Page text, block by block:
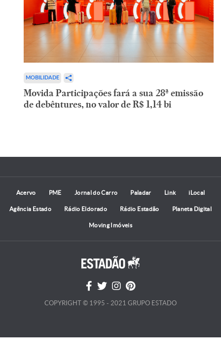
MOBILIDADE
Movida Participações fará a sua 28ª emissão
de debêntures, no valor de R$ 1,14 bi
Acervo PME Jornal do Carro Paladar Link iLocal
Agência Estado Rádio Eldorado Rádio Estadão Planeta Digital
Moving Imóveis
COPYRIGHT © 1995 - 2021 GRUPO ESTADO